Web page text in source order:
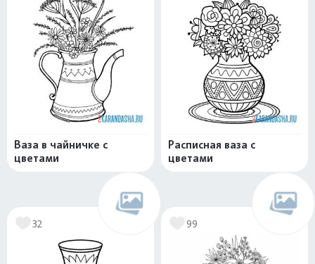
Ваза в чайничке с
цветами
Расписная ваза с
цветами
32 99